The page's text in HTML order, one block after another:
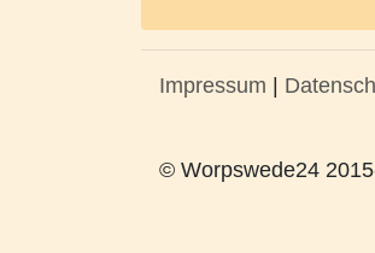
Impressum
© Worpswede24